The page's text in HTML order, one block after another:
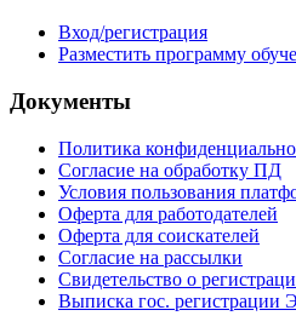
Вход/регистрация
Разместить программу
Документы
Политика
Согласие на обработку ПД
Условия пользования
Оферта для работодателей
Оферта для соискателей
Согласие на рассылки
Свидетельство о
Выписка гос.